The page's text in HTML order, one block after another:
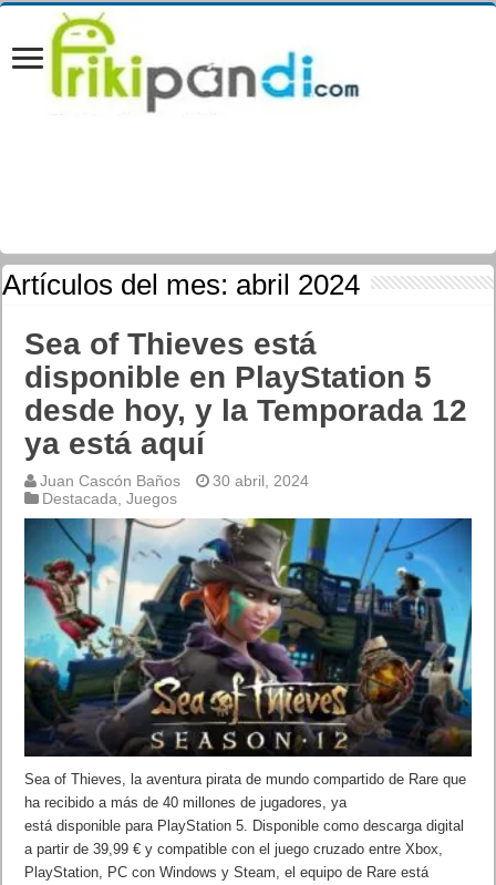
Artículos del mes: abril 2024
Sea of Thieves está
disponible en PlayStation 5
desde hoy, y la Temporada 12
ya está aquí
Juan Cascón Baños
30 abril, 2024
Destacada ,Juegos
Sea of Thieves, la aventura pirata de mundo compartido de Rare que
ha recibido a más de 40 millones de jugadores, ya
está disponible para PlayStation 5. Disponible como descarga digital
a partir de 39,99 € y compatible con el juego cruzado entre Xbox,
PlayStation, PC con Windows y Steam, el equipo de Rare está